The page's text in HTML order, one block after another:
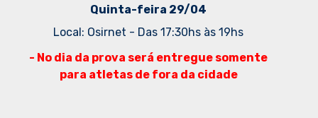
Quinta-feira 29/04
Local: Osirnet - Das 17:30hs às 19hs
- No dia da prova será entregue somente
para atletas de fora da cidade